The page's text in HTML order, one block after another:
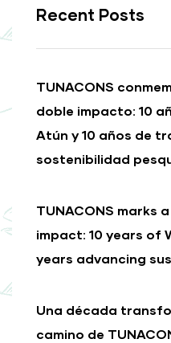
Recent Posts
TUNACONS
doble impacto: 10
Atún y 10 años de
sostenibilidad
TUNACONS marks
impact: 10 years of
years advancing
Una década
camino de